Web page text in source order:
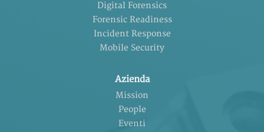
Digital Forensics
Forensic Readiness
Incident Response
Mobile Security
Azienda
Mission
People
Eventi